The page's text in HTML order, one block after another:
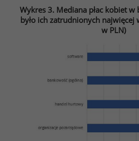
Wykres 3. Mediana płac kobiet
było ich zatrudnionych
w PLN)